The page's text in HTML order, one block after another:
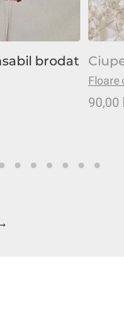
brodat
Floare
90,00